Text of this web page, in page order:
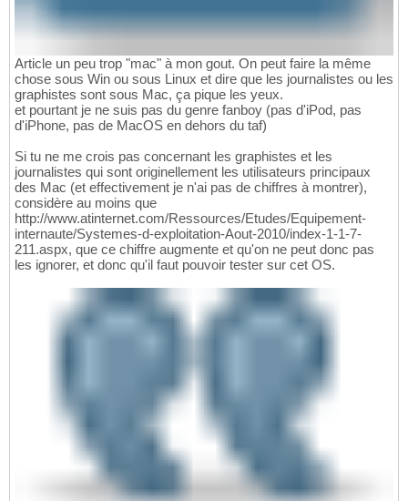
Article un peu trop "mac" à mon gout. On peut faire la même
chose sous Win ou sous Linux et dire que les journalistes ou les
graphistes sont sous Mac, ça pique les yeux.
et pourtant je ne suis pas du genre fanboy (pas d'iPod, pas
d'iPhone, pas de MacOS en dehors du taf)
Si tu ne me crois pas concernant les graphistes et les
journalistes qui sont originellement les utilisateurs principaux
des Mac (et effectivement je n'ai pas de chiffres à montrer),
considère au moins que
http://www.atinternet.com/Ressources/Etudes/Equipement-
internaute/Systemes-d-exploitation-Aout-2010/index-1-1-7-
211.aspx, que ce chiffre augmente et qu'on ne peut donc pas
les ignorer, et donc qu'il faut pouvoir tester sur cet OS.